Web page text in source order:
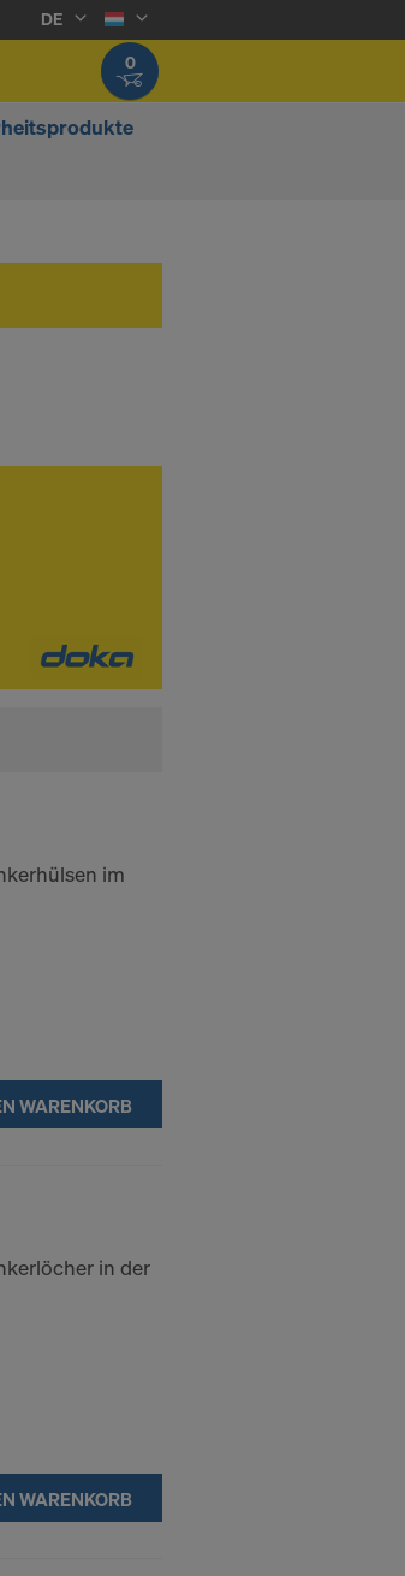
DE
0
im
WARENKORB
in der
WARENKORB